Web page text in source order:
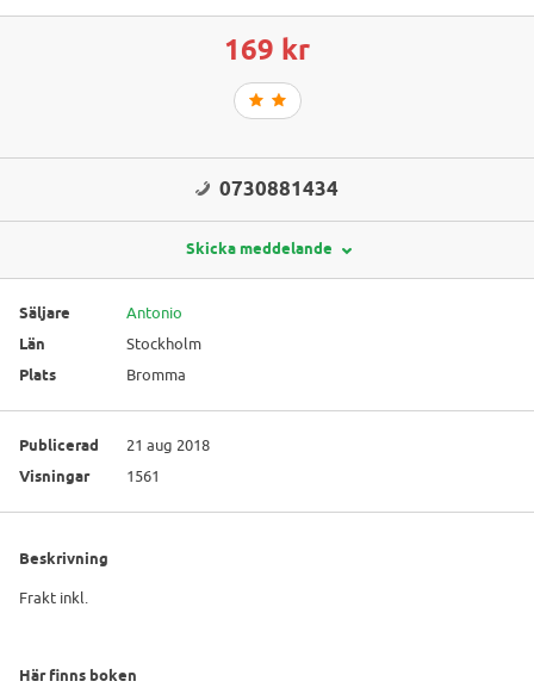
169 kr
0730881434
Skicka meddelande
Säljare Antonio
Län Stockholm
Plats Bromma
Publicerad 21 aug 2018
Visningar 1561
Beskrivning
Frakt inkl.
Här finns boken